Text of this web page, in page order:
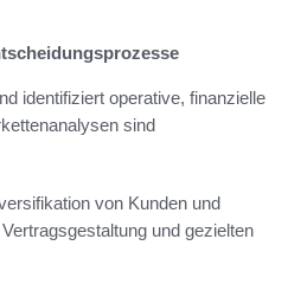
identifiziert operative, finanzielle
sind
von Kunden und
und gezielten